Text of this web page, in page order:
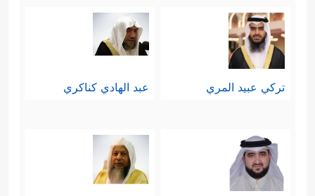
تركي عبيد المري عبد الهادي كناكري